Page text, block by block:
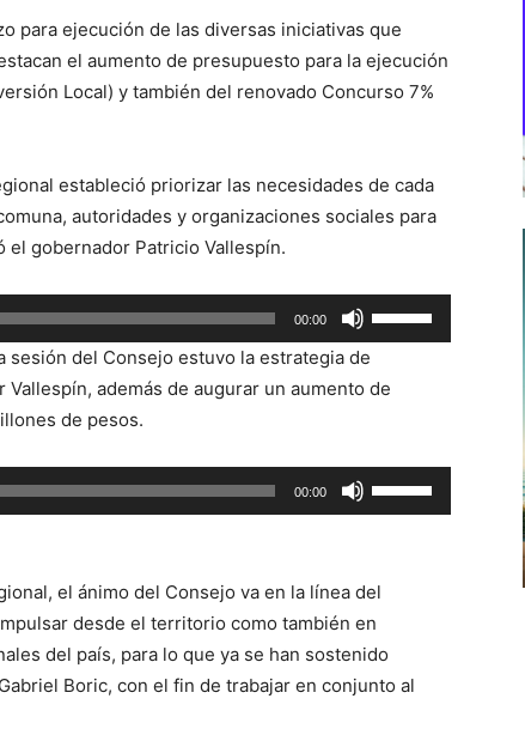
para ejecución de las diversas iniciativas que
el aumento de presupuesto para la ejecución
Local) y también del renovado Concurso 7%
estableció priorizar las necesidades de cada
autoridades y organizaciones sociales para
gobernador Patricio Vallespín.
00:00
las
de
arriba/abajo
para
disminuir
el
volumen.
del Consejo estuvo la estrategia de
además de augurar un aumento de
de pesos.
00:00
las
flecha
arriba/abajo
para
aumentar
el ánimo del Consejo va en la línea del
desde el territorio como también en
del país, para lo que ya se han sostenido
Boric, con el fin de trabajar en conjunto al